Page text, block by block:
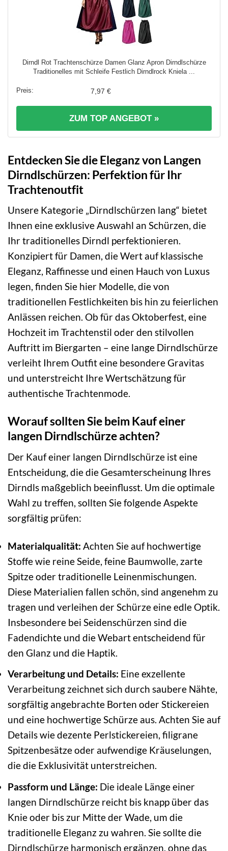
Dirndl Rot Trachtenschürze Damen Glanz Apron Dirndlschürze
Traditionelles mit Schleife Festlich Dirndlrock Kniela ...
7,97 €
ZUM TOP ANGEBOT »
Entdecken Sie die Eleganz von Langen
Dirndlschürzen: Perfektion für Ihr
Trachtenoutfit
Unsere Kategorie „Dirndlschürzen lang“ bietet
Ihnen eine exklusive Auswahl an Schürzen, die
Ihr traditionelles Dirndl perfektionieren.
Konzipiert für Damen, die Wert auf klassische
Eleganz, Raffinesse und einen Hauch von Luxus
legen, finden Sie hier Modelle, die von
traditionellen Festlichkeiten bis hin zu feierlichen
Anlässen reichen. Ob für das Oktoberfest, eine
Hochzeit im Trachtenstil oder den stilvollen
Auftritt im Biergarten – eine lange Dirndlschürze
verleiht Ihrem Outfit eine besondere Gravitas
und unterstreicht Ihre Wertschätzung für
authentische Trachtenmode.
Worauf sollten Sie beim Kauf einer
langen Dirndlschürze achten?
Der Kauf einer langen Dirndlschürze ist eine
Entscheidung, die die Gesamterscheinung Ihres
Dirndls maßgeblich beeinflusst. Um die optimale
Wahl zu treffen, sollten Sie folgende Aspekte
sorgfältig prüfen:
Materialqualität: Achten Sie auf hochwertige
Stoffe wie reine Seide, feine Baumwolle, zarte
Spitze oder traditionelle Leinenmischungen.
Diese Materialien fallen schön, sind angenehm zu
tragen und verleihen der Schürze eine edle Optik.
Insbesondere bei Seidenschürzen sind die
Fadendichte und die Webart entscheidend für
den Glanz und die Haptik.
Verarbeitung und Details: Eine exzellente
Verarbeitung zeichnet sich durch saubere Nähte,
sorgfältig angebrachte Borten oder Stickereien
und eine hochwertige Schürze aus. Achten Sie auf
Details wie dezente Perlstickereien, filigrane
Spitzenbesätze oder aufwendige Kräuselungen,
die die Exklusivität unterstreichen.
Passform und Länge: Die ideale Länge einer
langen Dirndlschürze reicht bis knapp über das
Knie oder bis zur Mitte der Wade, um die
traditionelle Eleganz zu wahren. Sie sollte die
Dirndlschürze harmonisch ergänzen, ohne das